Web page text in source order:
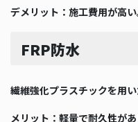
デメリット：施工費用が高い
FRP防水
繊維強化プラスチックを用い
メリット：軽量で耐久性があ